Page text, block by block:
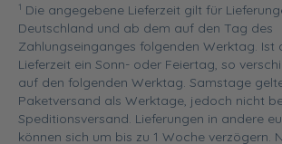
1 Die angegebene Lieferzeit gilt für
Deutschland und ab dem auf den Tag des
Zahlungseinganges folgenden Werktag. Ist
Lieferzeit ein Sonn- oder Feiertag, so
auf den folgenden Werktag. Samstage
Paketversand als Werktage, jedoch nicht
Speditionsversand. Lieferungen in andere
können sich um bis zu 1 Woche verzögern.